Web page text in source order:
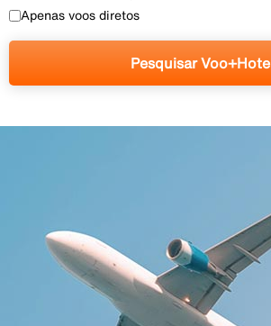
Apenas voos diretos
Pesquisar Voo+Hotel